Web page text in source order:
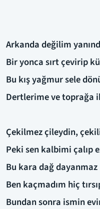
Arkanda değilim
Bir yonca sırt çevirip
Bu kış yağmur sele
Dertlerime ve toprağa
Çekilmez çileydin,
Peki sen kalbimi çalıp
Bu kara dağ dayanmaz
Ben kaçmadım hiç
Bundan sonra ismin